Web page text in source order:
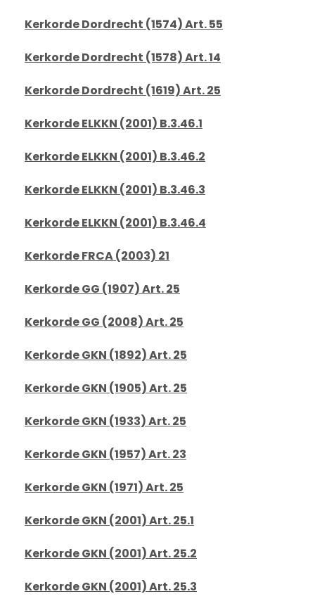
Kerkorde Dordrecht (1574) Art. 55
Kerkorde Dordrecht (1578) Art. 14
Kerkorde Dordrecht (1619) Art. 25
Kerkorde ELKKN (2001) B.3.46.1
Kerkorde ELKKN (2001) B.3.46.2
Kerkorde ELKKN (2001) B.3.46.3
Kerkorde ELKKN (2001) B.3.46.4
Kerkorde FRCA (2003) 21
Kerkorde GG (1907) Art. 25
Kerkorde GG (2008) Art. 25
Kerkorde GKN (1892) Art. 25
Kerkorde GKN (1905) Art. 25
Kerkorde GKN (1933) Art. 25
Kerkorde GKN (1957) Art. 23
Kerkorde GKN (1971) Art. 25
Kerkorde GKN (2001) Art. 25.1
Kerkorde GKN (2001) Art. 25.2
Kerkorde GKN (2001) Art. 25.3